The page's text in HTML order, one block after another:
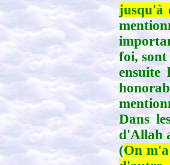
jusqu'à
foi,
ensuite
Dans
d'Allah
(On